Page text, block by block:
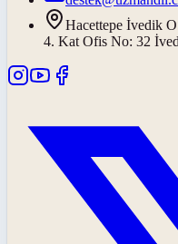
Hacettepe İvedik
4. Kat Ofis No: 32